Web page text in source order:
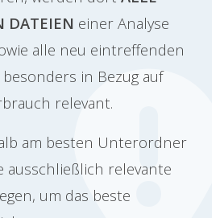
DATEIEN einer Analyse
alle neu eintreffenden
besonders in Bezug auf
relevant.
am besten Unterordner
ausschließlich relevante
um das beste